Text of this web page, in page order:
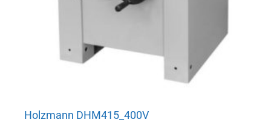
Holzmann DHM415_400V